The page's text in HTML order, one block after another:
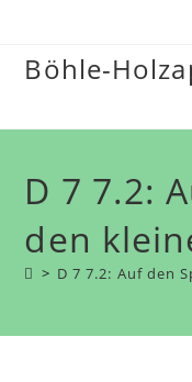
springen
Böhle-
D 7 7.2:
den
> D 7 7.2: Auf den